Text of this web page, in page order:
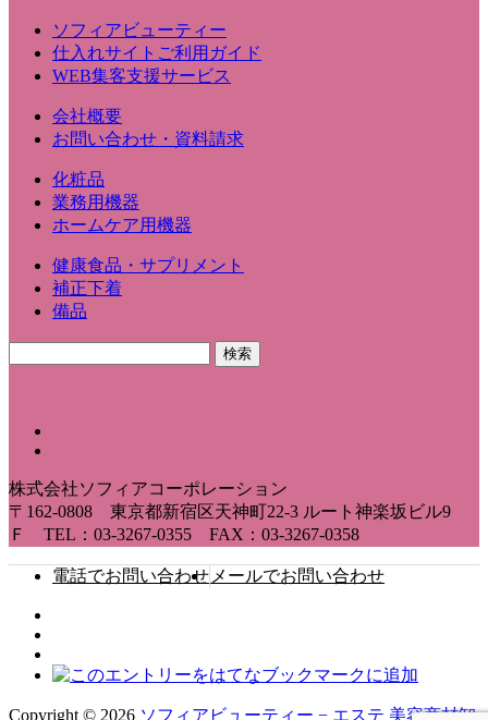
ソフィアビューティー
仕入れサイトご利用ガイド
WEB集客支援サービス
会社概要
お問い合わせ・資料請求
化粧品
業務用機器
ホームケア用機器
健康食品・サプリメント
補正下着
備品
株式会社ソフィアコーポレーション
〒162-0808 東京都新宿区天神町22-3 ルート神楽坂ビル9
Ｆ TEL：03-3267-0355 FAX：03-3267-0358
電話でお問い合わせ メールでお問い合わせ
Copyright © 2026 ソフィアビューティー − エステ 美容商材卸